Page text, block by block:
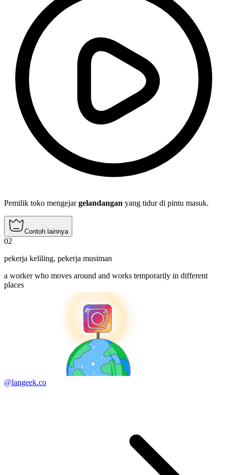
Pemilik toko mengejargelandangan yang tidur di pintu masuk.
Contoh lainnya
02
pekerja keliling, pekerja musiman
a worker who moves around and works temporarily in different
places
@langeek.co